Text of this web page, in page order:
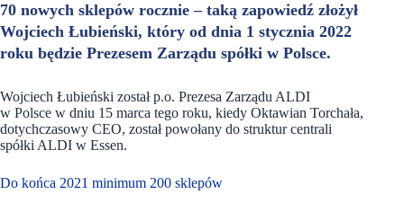
70 nowych sklepów rocznie – taką zapowiedź złożył
Wojciech Łubieński, który od dnia 1 stycznia 2022
roku będzie Prezesem Zarządu spółki w Polsce.
Wojciech Łubieński został p.o. Prezesa Zarządu ALDI
w Polsce w dniu 15 marca tego roku, kiedy Oktawian Torchała,
dotychczasowy CEO, został powołany do struktur centrali
spółki ALDI w Essen.
Do końca 2021 minimum 200 sklepów